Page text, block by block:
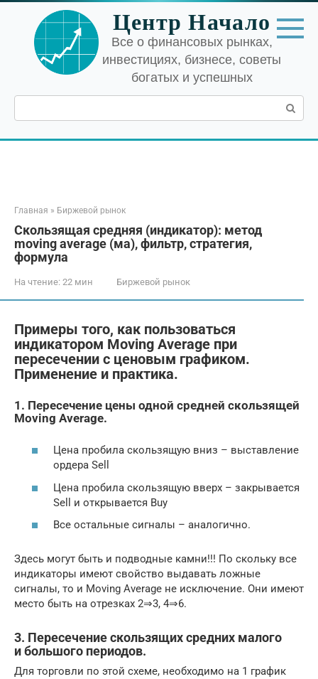
Перейти
контенту
Центр Начало
Все о финансовых рынках,
инвестициях, бизнесе, советы
богатых и успешных
Поиск:
Главная » Биржевой рынок
Скользящая средняя (индикатор): метод
moving average (ма), фильтр, стратегия,
формула
На чтение: 22 мин Биржевой рынок
Примеры того, как пользоваться
индикатором Moving Average при
пересечении с ценовым графиком.
Применение и практика.
1. Пересечение цены одной средней скользящей
Moving Average.
Цена пробила скользящую вниз – выставление
ордера Sell
Цена пробила скользящую вверх – закрывается
Sell и открывается Buy
Все остальные сигналы – аналогично.
Здесь могут быть и подводные камни!!! По скольку все
индикаторы имеют свойство выдавать ложные
сигналы, то и Moving Average не исключение. Они имеют
место быть на отрезках 2⇒3, 4⇒6.
3. Пересечение скользящих средних малого
и большого периодов.
Для торговли по этой схеме, необходимо на 1 график